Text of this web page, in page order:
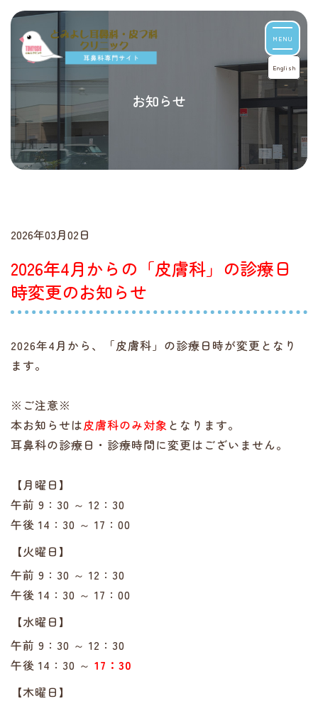
MENU
English
お知らせ
2026年03月02日
2026年4月からの「皮膚科」の診療日
時変更のお知らせ
2026年4月から、「皮膚科」の診療日時が変更となり
ます。
※ご注意※
本お知らせは皮膚科のみ対象となります。
耳鼻科の診療日・診療時間に変更はございません。
【月曜日】
午前 9：30 ～ 12：30
午後 14：30 ～ 17：00
【火曜日】
午前 9：30 ～ 12：30
午後 14：30 ～ 17：00
【水曜日】
午前 9：30 ～ 12：30
午後 14：30 ～ 17：30
【木曜日】